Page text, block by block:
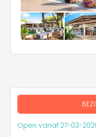
Open vanaf 27-03-